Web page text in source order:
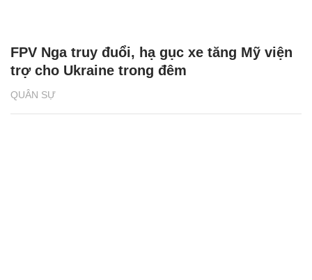
QUÂN SỰ
FPV Nga truy đuổi, hạ gục xe tăng Mỹ viện
trợ cho Ukraine trong đêm